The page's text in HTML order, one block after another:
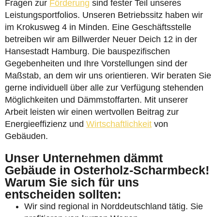
Fragen zur Förderung sind fester Teil unseres
Leistungsportfolios. Unseren Betriebssitz haben wir
im Krokusweg 4 in Minden. Eine Geschäftsstelle
betreiben wir am Billwerder Neuer Deich 12 in der
Hansestadt Hamburg. Die bauspezifischen
Gegebenheiten und Ihre Vorstellungen sind der
Maßstab, an dem wir uns orientieren. Wir beraten Sie
gerne individuell über alle zur Verfügung stehenden
Möglichkeiten und Dämmstoffarten. Mit unserer
Arbeit leisten wir einen wertvollen Beitrag zur
Energieeffizienz und Wirtschaftlichkeit von
Gebäuden.
Unser Unternehmen dämmt
Gebäude in Osterholz-Scharmbeck!
Warum Sie sich für uns
entscheiden sollten:
Wir sind regional in Norddeutschland tätig. Sie